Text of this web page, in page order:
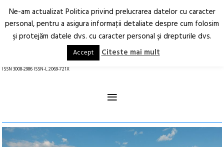
Arhitectură.
Oraș.
RO EN
ISSN 3008-2986 ISSN-L 2069-721X
≡
Ne-am actualizat Politica privind prelucrarea datelor cu caracter
personal, pentru a asigura informaţii detaliate despre cum folosim
şi protejăm datele dvs. cu caracter personal şi drepturile dvs.
Accept Citeste mai mult